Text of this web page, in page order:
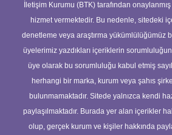
İletişim Kurumu (BTK) tarafından
hizmet vermektedir. Bu nedenle, sitedeki
denetleme veya araştırma yükümlülüğümüz
üyelerimiz yazdıkları içeriklerin
üye olarak bu sorumluluğu kabul etmiş
herhangi bir marka, kurum veya şahıs
bulunmamaktadır. Sitede yalnızca kendi
paylaşılmaktadır. Burada yer alan içerikler
olup, gerçek kurum ve kişiler hakkında